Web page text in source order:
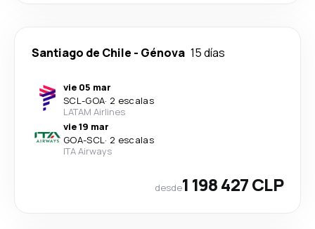
Santiago de Chile - Génova 15 días
vie 05 mar
SCL-GOA· 2 escalas
LATAM Airlines
vie 19 mar
GOA-SCL· 2 escalas
ITA Airways
desde1 198 427 CLP